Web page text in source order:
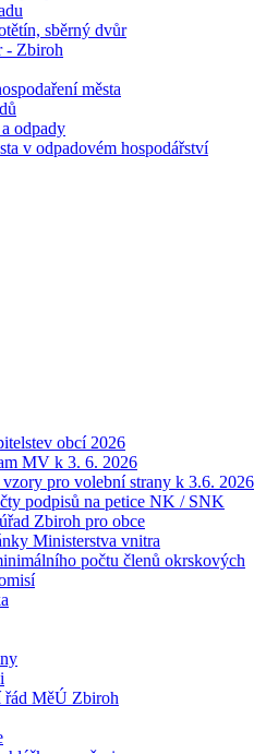
sběrný dvůr
- Zbiroh
města
odpady
v odpadovém hospodářství
obcí 2026
MV k 3. 6. 2026
vzory pro volební strany k 3.6. 2026
podpisů na petice NK / SNK
Zbiroh pro obce
Ministerstva vnitra
počtu členů okrskových
řád MěÚ Zbiroh